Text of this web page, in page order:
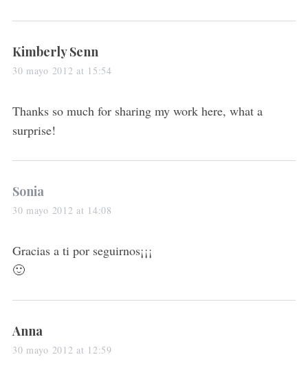
s
a
s
:
Kimberly Senn
30 mayo 2012 at 15:54
Thanks so much for sharing my work here, what a
surprise!
s
a
s
:
Sonia
30 mayo 2012 at 14:08
Gracias a ti por seguirnos¡¡¡
🙂
s
a
Anna
30 mayo 2012 at 12:59